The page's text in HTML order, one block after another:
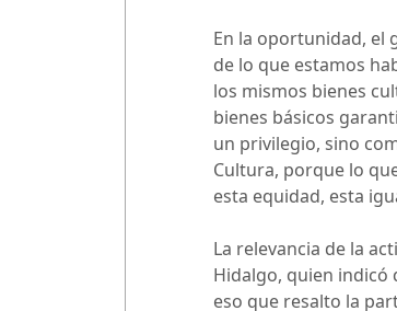
En la oportunidad, el
de lo que estamos
los mismos bienes
bienes básicos
un privilegio, sino
Cultura, porque lo
esta equidad, esta
La relevancia de la
Hidalgo, quien indicó
eso que resalto la